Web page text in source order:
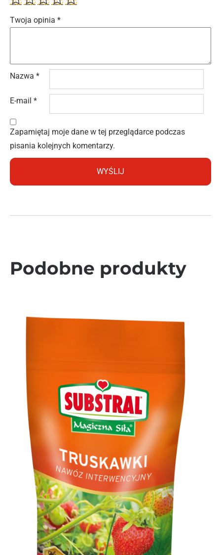
Twoja opinia *
Nazwa *
E-mail *
Zapamiętaj moje dane w tej przeglądarce podczas
pisania kolejnych komentarzy.
Podobne produkty